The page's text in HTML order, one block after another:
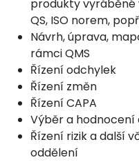
produkty vyráběné
QS, ISO norem,
Návrh, úprava,
rámci QMS
Řízení odchylek
Řízení změn
Řízení CAPA
Výběr a hodnocení
Řízení rizik a další
oddělení